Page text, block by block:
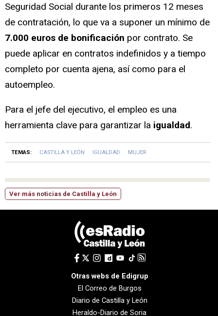
Seguridad Social durante los primeros 12 meses
de contratación, lo que va a suponer un mínimo de
7.000 euros de bonificación por contrato. Se
puede aplicar en contratos indefinidos y a tiempo
completo por cuenta ajena, así como para el
autoempleo.
Para el jefe del ejecutivo, el empleo es una
herramienta clave para garantizar la igualdad.
TEMAS: CASTILLA Y LEÓN IGUALDAD MUJER
Ver más noticias de Castilla y León
Otras webs de Edigrup
El Correo de Burgos
Diario de Castilla y León
Heraldo-Diario de Soria